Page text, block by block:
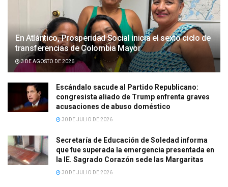
En Atlántico, Prosperidad Social inicia el sexto ciclo de
transferencias de Colombia Mayor
3 DE AGOSTO DE 2026
Escándalo sacude al Partido Republicano:
congresista aliado de Trump enfrenta graves
acusaciones de abuso doméstico
30 DE JULIO DE 2026
Secretaría de Educación de Soledad informa
que fue superada la emergencia presentada en
la IE. Sagrado Corazón sede las Margaritas
30 DE JULIO DE 2026